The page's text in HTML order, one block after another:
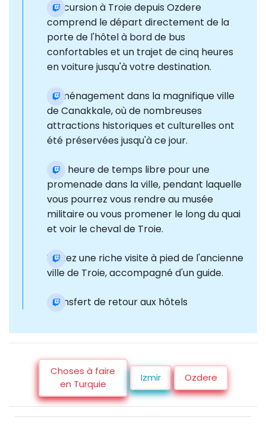
L'excursion à Troie depuis Ozdere
comprend le départ directement de la
porte de l'hôtel à bord de bus
confortables et un trajet de cinq heures
en voiture jusqu'à votre destination.
Déménagement dans la magnifique ville
de Canakkale, où de nombreuses
attractions historiques et culturelles ont
été préservées jusqu'à ce jour.
Une heure de temps libre pour une
promenade dans la ville, pendant laquelle
vous pourrez vous rendre au musée
militaire ou vous promener le long du quai
et voir le cheval de Troie.
Visitez une riche visite à pied de l'ancienne
ville de Troie, accompagné d'un guide.
Transfert de retour aux hôtels
Choses à faire
en Turquie
Izmir Ozdere